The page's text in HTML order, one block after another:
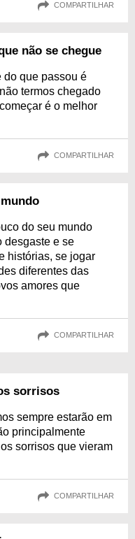
COMPARTILHAR
não se chegue
do que passou é
termos chegado
é o melhor
COMPARTILHAR
do seu mundo
desgaste e se
histórias, se jogar
diferentes das
amores que
COMPARTILHAR
sorrisos
sempre estarão em
principalmente
sorrisos que vieram
COMPARTILHAR